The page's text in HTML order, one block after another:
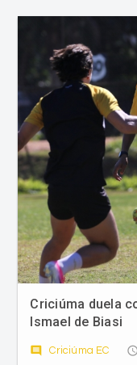
Criciúma duela
Ismael de Biasi
comment Criciúma EC